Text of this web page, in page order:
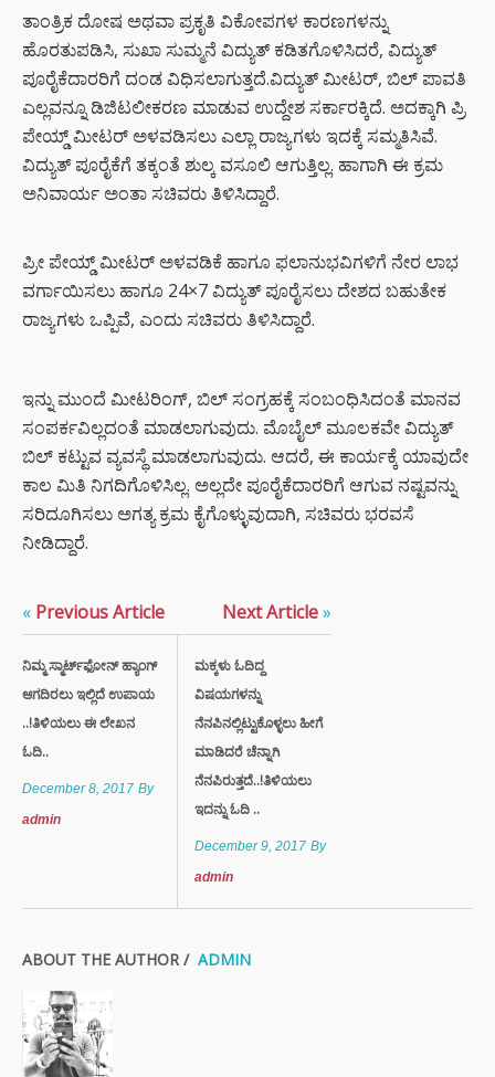
ಈ ಹೇರ್
ಕೇರ್ ಟಿಪ್ಸ್
ಪ್ರಯತ್ನಿಸಿ
ತಾಂತ್ರಿಕ ದೋಷ ಅಥವಾ ಪ್ರಕೃತಿ ವಿಕೋಪಗಳ ಕಾರಣಗಳನ್ನು
ಹೊರತುಪಡಿಸಿ, ಸುಖಾ ಸುಮ್ಮನೆ ವಿದ್ಯುತ್ ಕಡಿತಗೊಳಿಸಿದರೆ, ವಿದ್ಯುತ್
ಪೂರೈಕೆದಾರರಿಗೆ ದಂಡ ವಿಧಿಸಲಾಗುತ್ತದೆ.ವಿದ್ಯುತ್ ಮೀಟರ್, ಬಿಲ್ ಪಾವತಿ
ಎಲ್ಲವನ್ನೂ ಡಿಜಿಟಲೀಕರಣ ಮಾಡುವ ಉದ್ದೇಶ ಸರ್ಕಾರಕ್ಕಿದೆ. ಅದಕ್ಕಾಗಿ ಪ್ರಿ
ಪೇಯ್ಡ್ ಮೀಟರ್ ಅಳವಡಿಸಲು ಎಲ್ಲಾ ರಾಜ್ಯಗಳು ಇದಕ್ಕೆ ಸಮ್ಮತಿಸಿವೆ.
ವಿದ್ಯುತ್ ಪೂರೈಕೆಗೆ ತಕ್ಕಂತೆ ಶುಲ್ಕ ವಸೂಲಿ ಆಗುತ್ತಿಲ್ಲ. ಹಾಗಾಗಿ ಈ ಕ್ರಮ
ಅನಿವಾರ್ಯ ಅಂತಾ ಸಚಿವರು ತಿಳಿಸಿದ್ದಾರೆ.
ಪ್ರೀ ಪೇಯ್ಡ್ ಮೀಟರ್ ಅಳವಡಿಕೆ ಹಾಗೂ ಫಲಾನುಭವಿಗಳಿಗೆ ನೇರ ಲಾಭ
ವರ್ಗಾಯಿಸಲು ಹಾಗೂ 24×7 ವಿದ್ಯುತ್ ಪೂರೈಸಲು ದೇಶದ ಬಹುತೇಕ
ರಾಜ್ಯಗಳು ಒಪ್ಪಿವೆ, ಎಂದು ಸಚಿವರು ತಿಳಿಸಿದ್ದಾರೆ.
ಇನ್ನು ಮುಂದೆ ಮೀಟರಿಂಗ್, ಬಿಲ್ ಸಂಗ್ರಹಕ್ಕೆ ಸಂಬಂಧಿಸಿದಂತೆ ಮಾನವ
ಸಂಪರ್ಕವಿಲ್ಲದಂತೆ ಮಾಡಲಾಗುವುದು. ಮೊಬೈಲ್ ಮೂಲಕವೇ ವಿದ್ಯುತ್
ಬಿಲ್ ಕಟ್ಟುವ ವ್ಯವಸ್ಥೆ ಮಾಡಲಾಗುವುದು. ಆದರೆ, ಈ ಕಾರ್ಯಕ್ಕೆ ಯಾವುದೇ
ಕಾಲ ಮಿತಿ ನಿಗದಿಗೊಳಿಸಿಲ್ಲ. ಅಲ್ಲದೇ ಪೂರೈಕೆದಾರರಿಗೆ ಆಗುವ ನಷ್ಟವನ್ನು
ಸರಿದೂಗಿಸಲು ಅಗತ್ಯ ಕ್ರಮ ಕೈಗೊಳ್ಳುವುದಾಗಿ, ಸಚಿವರು ಭರವಸೆ
ನೀಡಿದ್ದಾರೆ.
« Previous Article
ನಿಮ್ಮ ಸ್ಮಾರ್ಟ್‌ಫೋನ್‌ ಹ್ಯಾಂಗ್‌
ಆಗದಿರಲು ಇಲ್ಲಿದೆ ಉಪಾಯ
..!ತಿಳಿಯಲು ಈ ಲೇಖನ
ಓದಿ..
December 8, 2017 By
admin
Next Article»
ಮಕ್ಕಳು ಓದಿದ್ದ
ವಿಷಯಗಳನ್ನು
ನೆನಪಿನಲ್ಲಿಟ್ಟುಕೊಳ್ಳಲು ಹೀಗೆ
ಮಾಡಿದರೆ ಚೆನ್ನಾಗಿ
ನೆನಪಿರುತ್ತದೆ..!ತಿಳಿಯಲು
ಇದನ್ನು ಓದಿ ..
December 9, 2017 By
admin
ABOUT THE AUTHOR / ADMIN